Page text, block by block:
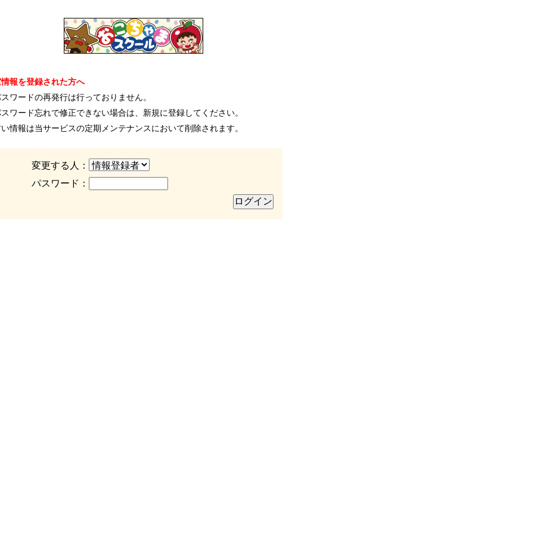
報を登録された方へ
スワードの再発行は行っておりません。
スワード忘れで修正できない場合は、新規に登録してください。
い情報は当サービスの定期メンテナンスにおいて削除されます。
変更する人：
パスワード：